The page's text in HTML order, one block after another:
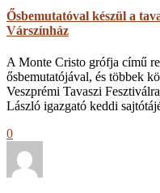
Ősbemutatóval készül a
Várszínház
A Monte Cristo grófja című
ősbemutatójával, és többek
Veszprémi Tavaszi
László igazgató keddi
0